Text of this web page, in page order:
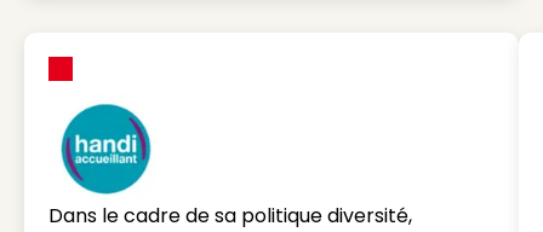
Dans le cadre de sa politique diversité,